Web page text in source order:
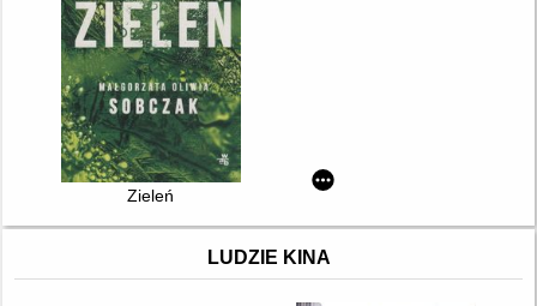
Zieleń
LUDZIE KINA